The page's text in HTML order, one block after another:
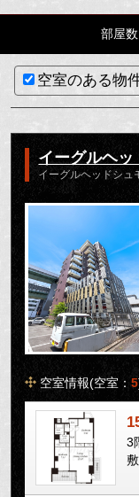
部屋数
空室のある物
イーグルヘッ
イーグルヘッドシュ
空室情報(空室：5
3